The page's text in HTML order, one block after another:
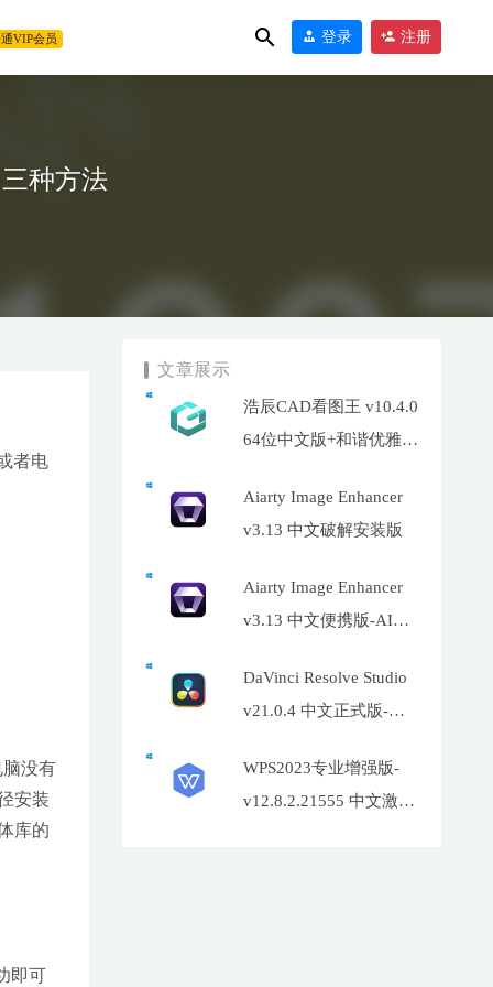
VIP会员 登录 注册
种方法
者电
没有
安装
库的
即可
文章展示
浩辰CAD看图王 v10.4.0
64位中文版+和谐优雅补
Aiarty Image Enhancer
v3.13 中文破解安装版
Aiarty Image Enhancer
v3.13 中文便携版-AI照
DaVinci Resolve Studio
v21.0.4 中文正式版-达
WPS2023专业增强版-
v12.8.2.21555 中文激活